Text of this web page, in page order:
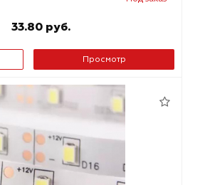
33.80 руб.
Просмотр